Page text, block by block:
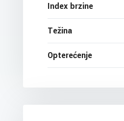
Index brzine
Težina
Opterećenje